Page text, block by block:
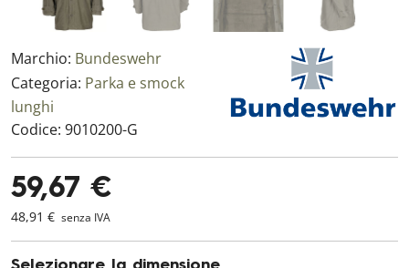
Marchio: Bundeswehr
Categoria: Parka e smock
lunghi
Codice: 9010200-G
59,67 €
48,91 € senza IVA